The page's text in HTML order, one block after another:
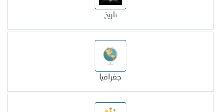
تاريخ
جغرافيا